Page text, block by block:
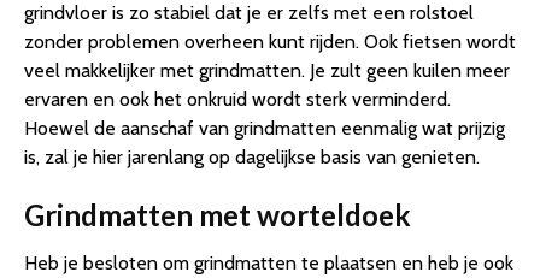
grindvloer is zo stabiel dat je er zelfs met een rolstoel
zonder problemen overheen kunt rijden. Ook fietsen wordt
veel makkelijker met grindmatten. Je zult geen kuilen meer
ervaren en ook het onkruid wordt sterk verminderd.
Hoewel de aanschaf van grindmatten eenmalig wat prijzig
is, zal je hier jarenlang op dagelijkse basis van genieten.
Grindmatten met worteldoek
Heb je besloten om grindmatten te plaatsen en heb je ook